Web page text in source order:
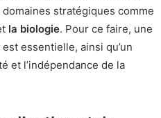
stratégiques comme
la biologie. Pour ce faire, une
essentielle, ainsi qu’un
et l’indépendance de la